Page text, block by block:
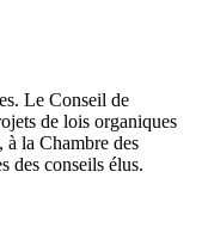
Le Conseil de
de lois organiques
à la Chambre des
des conseils élus.